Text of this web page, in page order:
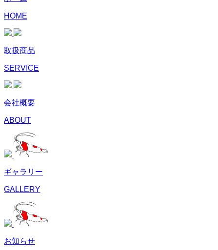
HOME
取扱商品
SERVICE
会社概要
ABOUT
ギャラリー
GALLERY
お知らせ